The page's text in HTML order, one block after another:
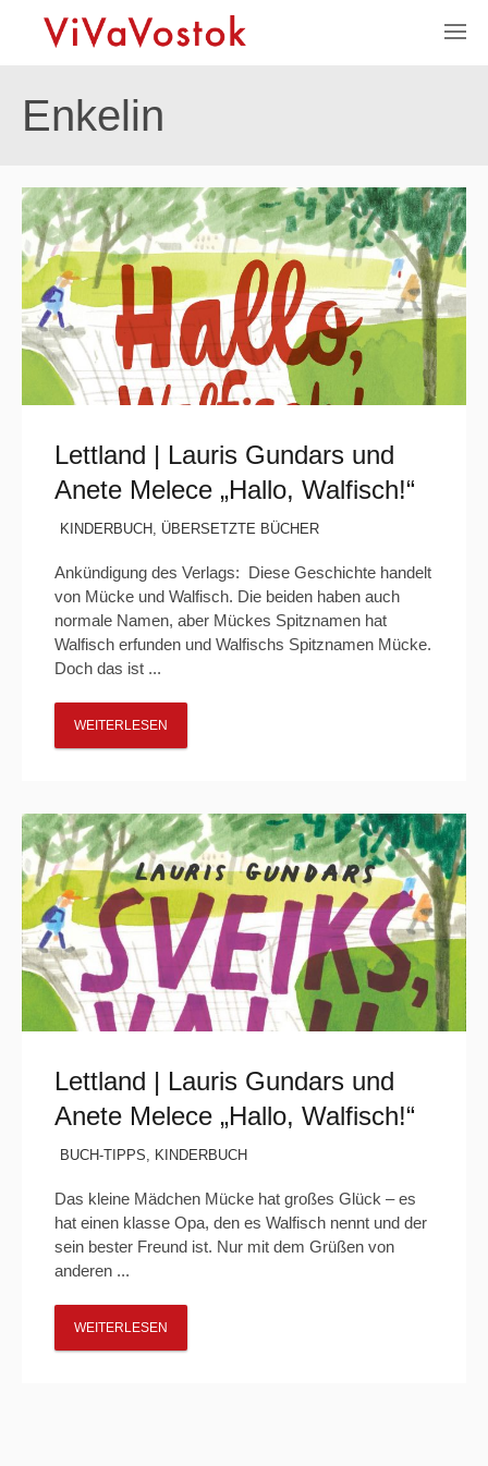
Enkelin
Lettland | Lauris Gundars und
Anete Melece „Hallo, Walfisch!“
KINDERBUCH , ÜBERSETZTE BÜCHER
Ankündigung des Verlags: Diese Geschichte handelt
von Mücke und Walfisch. Die beiden haben auch
normale Namen, aber Mückes Spitznamen hat
Walfisch erfunden und Walfischs Spitznamen Mücke.
Doch das ist ...
WEITERLESEN
Lettland | Lauris Gundars und
Anete Melece „Hallo, Walfisch!“
BUCH-TIPPS, KINDERBUCH
Das kleine Mädchen Mücke hat großes Glück – es
hat einen klasse Opa, den es Walfisch nennt und der
sein bester Freund ist. Nur mit dem Grüßen von
anderen ...
WEITERLESEN